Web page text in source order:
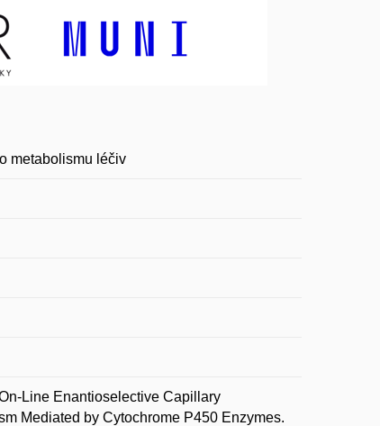
metabolismu léčiv
Line Enantioselective Capillary
Mediated by Cytochrome P450 Enzymes.